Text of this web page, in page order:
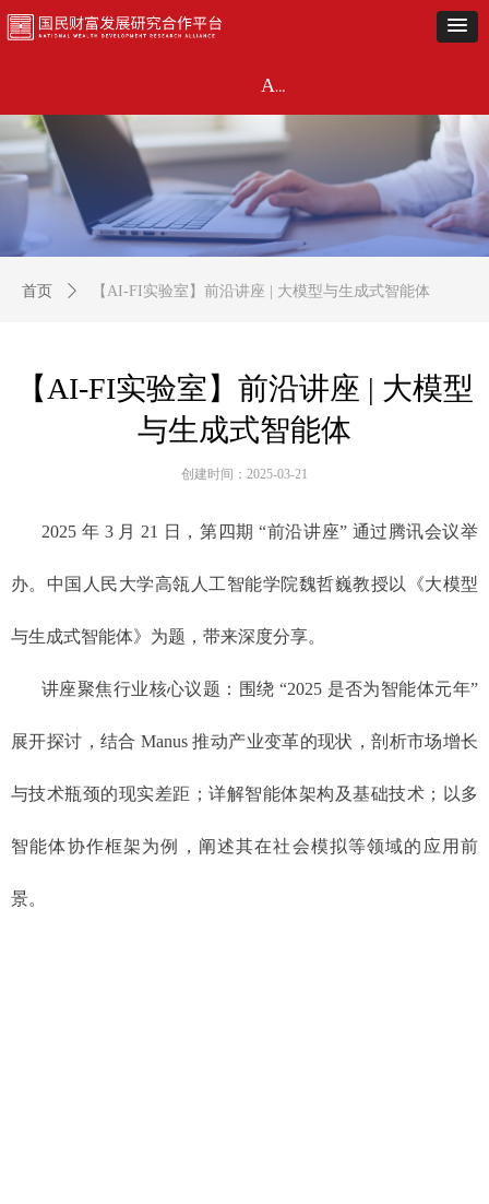
《市场观察》
AI-FI实验室
首页 ꄲ 【AI-FI实验室】前沿讲座 | 大模型与生成式智能体
【AI-FI实验室】前沿讲座 | 大模型
与生成式智能体
2025 年 3 月 21 日，第四期 “前沿讲座” 通过腾讯会议举
办。中国人民大学高瓴人工智能学院魏哲巍教授以《大模型
与生成式智能体》为题，带来深度分享。
讲座聚焦行业核心议题：围绕 “2025 是否为智能体元年”
展开探讨，结合 Manus 推动产业变革的现状，剖析市场增长
与技术瓶颈的现实差距；详解智能体架构及基础技术；以多
智能体协作框架为例，阐述其在社会模拟等领域的应用前
景。
创建时间： 2025-03-21